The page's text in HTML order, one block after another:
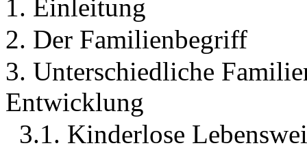
1. Einleitung
2. Der Familienbegriff
3. Unterschiedliche
Entwicklung
3.1. Kinderlose